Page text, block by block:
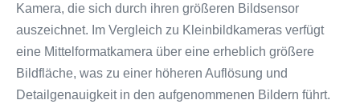
Kamera, die sich durch ihren größeren Bildsensor
auszeichnet. Im Vergleich zu Kleinbildkameras verfügt
eine Mittelformatkamera über eine erheblich größere
Bildfläche, was zu einer höheren Auflösung und
Detailgenauigkeit in den aufgenommenen Bildern führt.